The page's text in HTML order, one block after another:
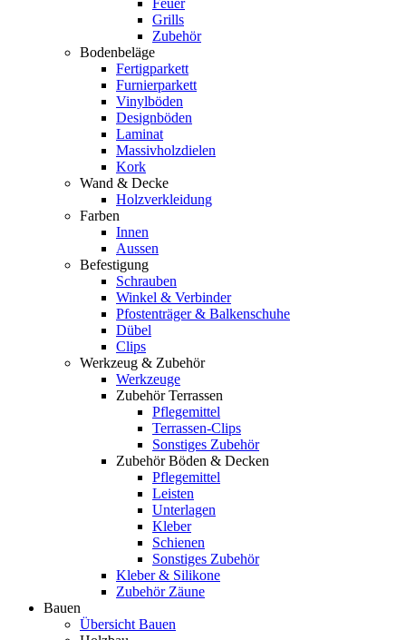
Grills
Zubehör
Bodenbeläge
Fertigparkett
Furnierparkett
Vinylböden
Designböden
Laminat
Massivholzdielen
Kork
Wand & Decke
Holzverkleidung
Farben
Innen
Aussen
Befestigung
Schrauben
Winkel & Verbinder
Pfostenträger & Balkenschuhe
Dübel
Clips
Werkzeug & Zubehör
Werkzeuge
Zubehör Terrassen
Pflegemittel
Terrassen-Clips
Sonstiges Zubehör
Zubehör Böden & Decken
Pflegemittel
Leisten
Unterlagen
Kleber
Schienen
Sonstiges Zubehör
Kleber & Silikone
Zubehör Zäune
Bauen
Übersicht Bauen